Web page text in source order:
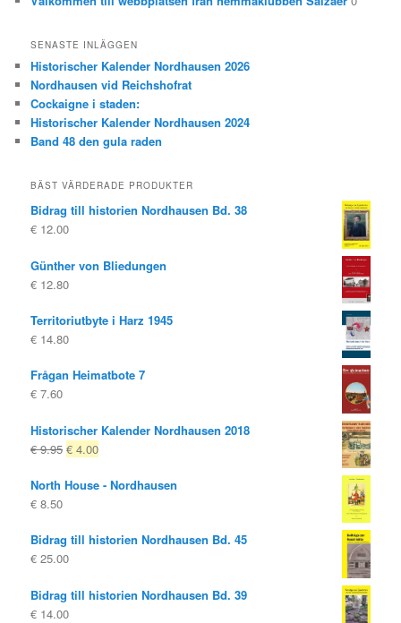
SENASTE INLÄGGEN
Historischer Kalender Nordhausen 2026
Nordhausen vid Reichshofrat
Cockaigne i staden:
Historischer Kalender Nordhausen 2024
Band 48 den gula raden
BÄST VÄRDERADE PRODUKTER
Bidrag till historien Nordhausen Bd. 38
€ 12.00
Günther von Bliedungen
€ 12.80
Territoriutbyte i Harz 1945
€ 14.80
Frågan Heimatbote 7
€ 7.60
Historischer Kalender Nordhausen 2018
€9.95 Ursprungligt
var:
€ 4.00Nuvarande
är:
North House - Nordhausen
€ 8.50
Bidrag till historien Nordhausen Bd. 45
€ 25.00
Bidrag till historien Nordhausen Bd. 39
€ 14.00